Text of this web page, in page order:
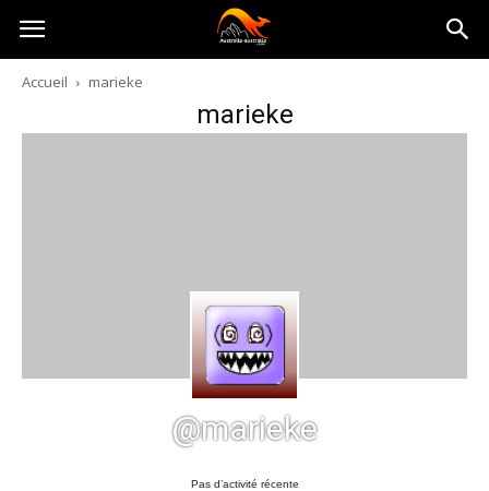
Australia-
australie.com
Accueil marieke
marieke
@marieke
Pas d’activité récente